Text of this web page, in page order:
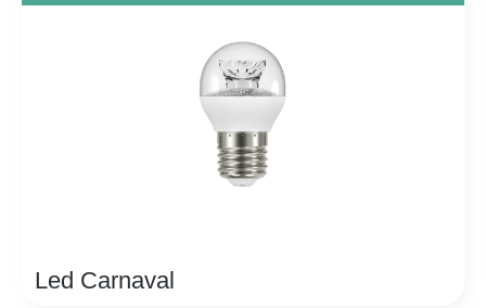
Led Carnaval